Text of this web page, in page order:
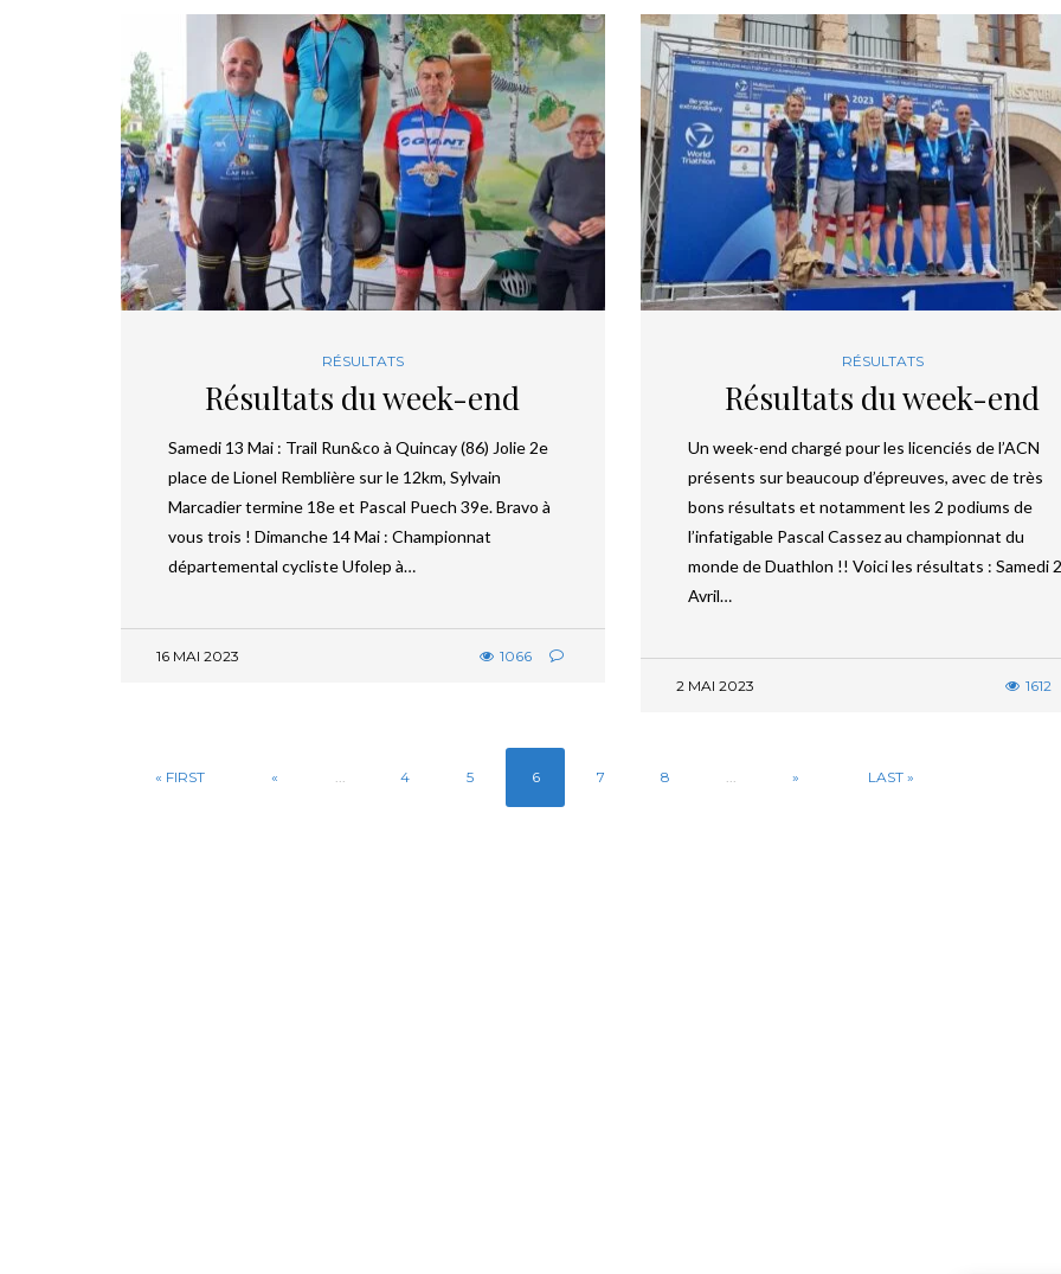
RÉSULTATS
Résultats du week-end
Samedi 13 Mai : Trail Run&co à Quincay (86) Jolie 2e
place de Lionel Remblière sur le 12km, Sylvain
Marcadier termine 18e et Pascal Puech 39e. Bravo à
vous trois ! Dimanche 14 Mai : Championnat
départemental cycliste Ufolep à…
16 MAI 2023 1066
RÉSULTATS
Résultats du week-end
Un week-end chargé pour les licenciés de l’ACN
présents sur beaucoup d’épreuves, avec de très
bons résultats et notamment les 2 podiums de
l’infatigable Pascal Cassez au championnat du
monde de Duathlon !! Voici les résultats : Samedi
Avril…
2 MAI 2023 1612
« FIRST « ... 4 5 6 7 8 ... » LAST »